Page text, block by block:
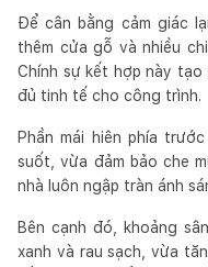
Để cân bằng cảm giác
thêm cửa gỗ và nhiều
Chính sự kết hợp này tạo
đủ tinh tế cho công trình.
Phần mái hiên phía
suốt, vừa đảm bảo che
nhà luôn ngập tràn ánh
Bên cạnh đó, khoảng
xanh và rau sạch, vừa